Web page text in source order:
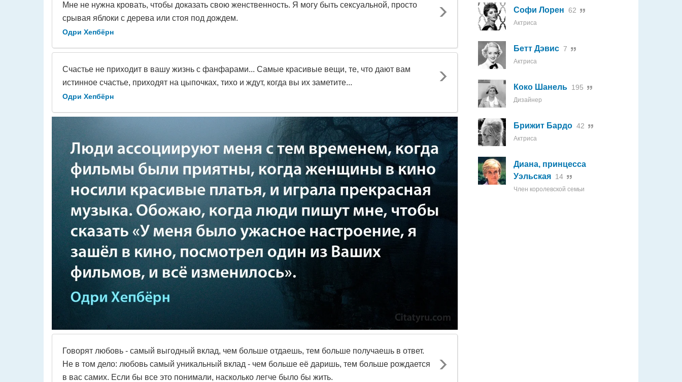
Мне не нужна кровать, чтобы доказать свою женственность. Я могу быть сексуальной, просто
срывая яблоки с дерева или стоя под дождем.
Одри Хепбёрн
Счастье не приходит в вашу жизнь с фанфарами... Самые красивые вещи, те, что дают вам
истинное счастье, приходят на цыпочках, тихо и ждут, когда вы их заметите...
Одри Хепбёрн
Говорят любовь - самый выгодный вклад, чем больше отдаешь, тем больше получаешь в ответ.
Не в том дело: любовь самый уникальный вклад - чем больше её даришь, тем больше рождается
в вас самих. Если бы все это понимали, насколько легче было бы жить.
Софи Лорен 62
Актриса
Бетт Дэвис 7
Актриса
Коко Шанель 195
Дизайнер
Брижит Бардо 42
Актриса
Диана, принцесса
Уэльская 14
Член королевской семьи